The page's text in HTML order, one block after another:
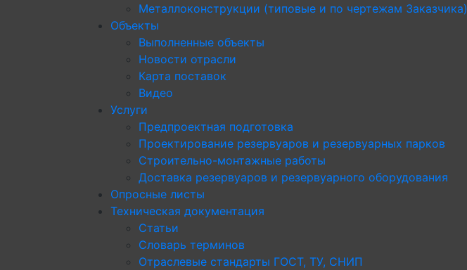
Металлоконструкции (типовые и по чертежам Заказчика)
Объекты
Выполненные объекты
Новости отрасли
Карта поставок
Видео
Услуги
Предпроектная подготовка
Проектирование резервуаров и резервуарных парков
Строительно-монтажные работы
Доставка резервуаров и резервуарного оборудования
Опросные листы
Техническая документация
Статьи
Словарь терминов
Отраслевые стандарты ГОСТ, ТУ, СНИП